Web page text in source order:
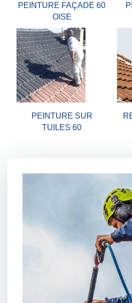
PEINTURE FAÇADE 60
OISE
PEINTURE SUR
TUILES 60